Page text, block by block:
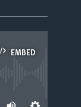
EMBED